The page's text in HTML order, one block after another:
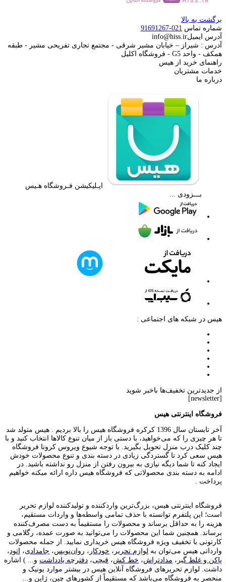
برگشت به بالا
شماره تماس 021-91691267
آدرس ایمیلinfo@hiss.ir
آدرس : شیراز – خیابان مشیر شرقی - مجتمع تجاری تفریحی مشیر - طبقه
همکف - واحد G5 - فروشگاه اکلیل
راهنمای خرید از هیس
خدمات مشتریان
درباره ما
اپـلیکیشن فـروشگاه هـیس
بـــزودی ...
هیس در شبکه های اجتماعی :
از جدیدترین تخفیف‌ها باخبر شوید
[newsletter]
فروشگاه اینترنتی هیس
آخر تابستان سال 1396 کرکره فروشگاه هیس را بالا بردیم . هیس متولد شد
تا هر چیزی را که می‌خواهید، با دستی باز از میان تنوع کالاها انتخاب کنید و با
چند کلیک درب منزل تحویل بگیرید. با توجه شیوع ویروس کرونا فروشگاه
هیس سعی کرد تا گستردگی زیادی در دسته بندی و تنوع محصولات خودش
ایجاد کنه تا شما دیگه نیازی به بیرون رفتن از منزل رو نداشته باشید. در
ادامه به دسته بندی محصولاتی که فروشگاه هیس داره ارائه میکنه خواهیم
پرداخت .
فروشگاه اینترنتی هیس، بزرگ‌ترین وارد‌کننده و تولید‌کننده لوازم تحریر
است؛ این پلتفرم توانسته با حذف تمامی واسطه‌ها و واردات مستقیم،
هزینه را به حداقل برساند و محصولات را مستقیماً به دست مصرف‌کننده
برساند. همچنین شما این محصولات را می‌توانید به صورت عمده، رگلامی و
کارتونی با تخفیف ویژه فروشگاه هیس خریداری نمایید. از جمله محصولات
وارداتی هیس می‌توان به لوازم تحریر ، خودکار ، روان‌نویس، جامدادی، اتود ،
پاکن و غلط گیر ، مدادتراش، خط کش، قیچی، دفترچه یادداشت و... ) اشاره
داشت. لوازم تحریر‌های فروشگاه آنلاین هیس در بیشتر موارد یونیک و
منحصر به فروشگاه می‌باشد که مستقیماً از کشور‌های چین، ژاپن و...